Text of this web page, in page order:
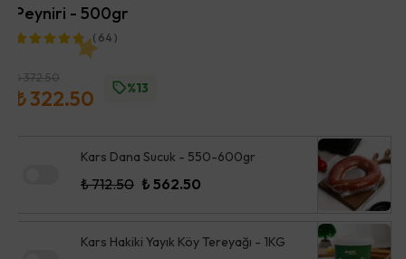
Peyniri - 500gr
( 64 )
₺ 372.50
₺ 322.50 %13
Kars Dana Sucuk - 550-600gr
₺ 712.50 ₺ 562.50
Kars Hakiki Yayık Köy Tereyağı - 1KG